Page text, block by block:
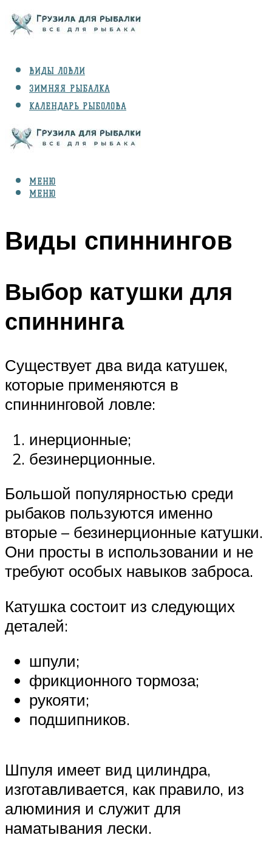
ВИДЫ ЛОВЛИ
ЗИМНЯЯ РЫБАЛКА
КАЛЕНДАРЬ РЫБОЛОВА
СНАРЯЖЕНИЕ
МЕНЮ
МЕНЮ
Виды спиннингов
Выбор катушки для
спиннинга
Существует два вида катушек,
которые применяются в
спиннинговой ловле:
инерционные;
безинерционные.
Большой популярностью среди
рыбаков пользуются именно
вторые – безинерционные катушки.
Они просты в использовании и не
требуют особых навыков заброса.
Катушка состоит из следующих
деталей:
шпули;
фрикционного тормоза;
рукояти;
подшипников.
Шпуля имеет вид цилиндра,
изготавливается, как правило, из
алюминия и служит для
наматывания лески.